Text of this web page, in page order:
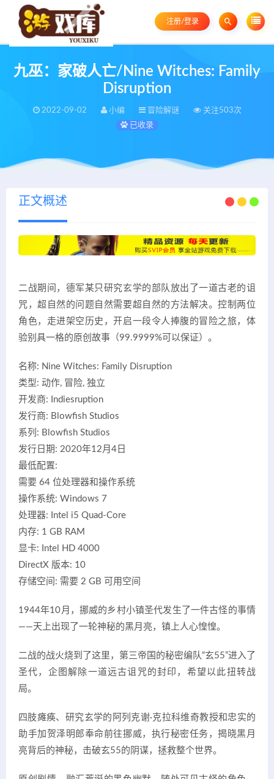
注册/登录
九巫：家破人亡/Nine Witches: Family
Disruption
2022-09-02 小编 冒险解谜
关注503次
已收录
正文概述
二战期间，德军某只研究玄学的部队放出了一道古老的诅
咒，超自然的问题自然需要超自然的方法解决。控制两位
角色，走进架空历史，开启一段令人捧腹的冒险之旅，体
验别具一格的原创故事（99.9999%可以保证）。
名称: Nine Witches: Family Disruption
类型: 动作, 冒险, 独立
开发商: Indiesruption
发行商: Blowfish Studios
系列: Blowfish Studios
发行日期: 2020年12月4日
最低配置:
需要 64 位处理器和操作系统
操作系统: Windows 7
处理器: Intel i5 Quad-Core
内存: 1 GB RAM
显卡: Intel HD 4000
DirectX 版本: 10
存储空间: 需要 2 GB 可用空间
1944年10月，挪威的乡村小镇圣代发生了一件古怪的事情
——天上出现了一轮神秘的黑月亮，镇上人心惶惶。
二战的战火烧到了这里，第三帝国的秘密编队“玄55”进入了
圣代，企图解除一道远古诅咒的封印，希望以此扭转战
局。
四肢瘫痪、研究玄学的阿列克谢·克拉科维奇教授和忠实的
助手加贺泽明郎奉命前往挪威，执行秘密任务，揭晓黑月
亮背后的神秘，击破玄55的阴谋，拯救整个世界。